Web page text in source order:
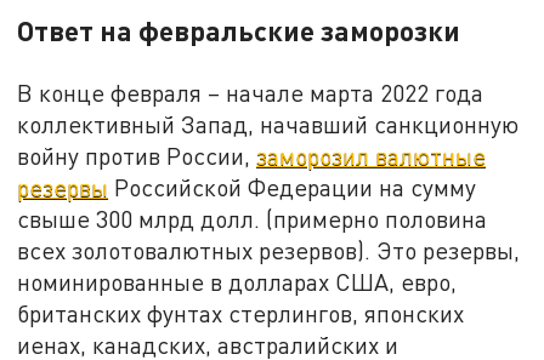
Ответ на февральские заморозки
В конце февраля – начале марта 2022 года
коллективный Запад, начавший санкционную
войну против России, заморозил валютные
резервы Российской Федерации на сумму
свыше 300 млрд долл. (примерно половина
всех золотовалютных резервов). Это резервы,
номинированные в долларах США, евро,
британских фунтах стерлингов, японских
иенах, канадских, австралийских и